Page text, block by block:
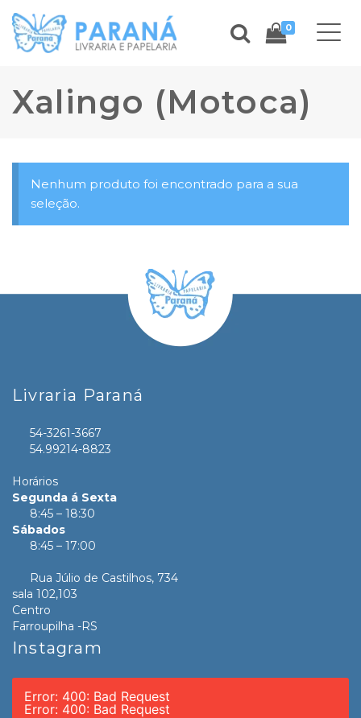
0
Xalingo (Motoca)
Nenhum produto foi encontrado para a sua
seleção.
Livraria Paraná
54-3261-3667
54.99214-8823
Horários
Segunda á Sexta
8:45 – 18:30
Sábados
8:45 – 17:00
Rua Júlio de Castilhos, 734
sala 102,103
Centro
Farroupilha -RS
Instagram
Error: 400: Bad Request
Error: 400: Bad Request